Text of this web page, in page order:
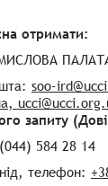
отримати:
soo-
,
запиту
584 28 14
телефон: